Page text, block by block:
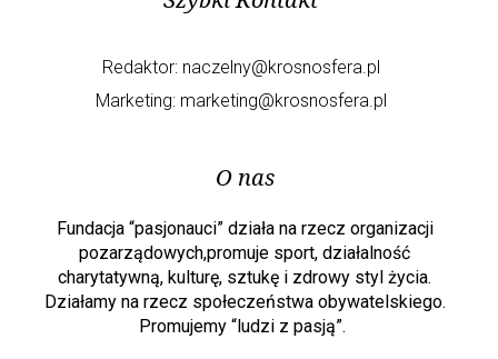
Redaktor: naczelny@krosnosfera.pl
Marketing: marketing@krosnosfera.pl
O nas
Fundacja “pasjonauci” działa na rzecz organizacji
pozarządowych,promuje sport, działalność
charytatywną, kulturę, sztukę i zdrowy styl życia.
Działamy na rzecz społeczeństwa obywatelskiego.
Promujemy “ludzi z pasją”.